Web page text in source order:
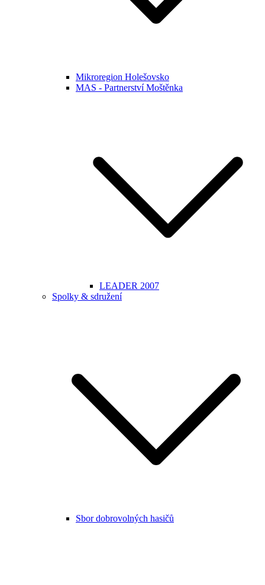
Mikroregion Holešovsko
MAS - Partnerství Moštěnka
LEADER 2007
Spolky & sdružení
Sbor dobrovolných hasičů